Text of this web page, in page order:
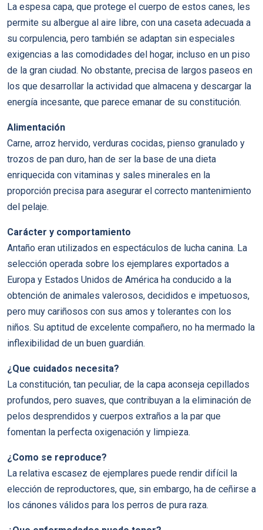
La espesa capa, que protege el cuerpo de estos canes, les
permite su albergue al aire libre, con una caseta adecuada a
su corpulencia, pero también se adaptan sin especiales
exigencias a las comodidades del hogar, incluso en un piso
de la gran ciudad. No obstante, precisa de largos paseos en
los que desarrollar la actividad que almacena y descargar la
energía incesante, que parece emanar de su constitución.
Alimentación
Carne, arroz hervido, verduras cocidas, pienso granulado y
trozos de pan duro, han de ser la base de una dieta
enriquecida con vitaminas y sales minerales en la
proporción precisa para asegurar el correcto mantenimiento
del pelaje.
Carácter y comportamiento
Antaño eran utilizados en espectáculos de lucha canina. La
selección operada sobre los ejemplares exportados a
Europa y Estados Unidos de América ha conducido a la
obtención de animales valerosos, decididos e impetuosos,
pero muy cariñosos con sus amos y tolerantes con los
niños. Su aptitud de excelente compañero, no ha mermado la
inflexibilidad de un buen guardián.
¿Que cuidados necesita?
La constitución, tan peculiar, de la capa aconseja cepillados
profundos, pero suaves, que contribuyan a la eliminación de
pelos desprendidos y cuerpos extraños a la par que
fomentan la perfecta oxigenación y limpieza.
¿Como se reproduce?
La relativa escasez de ejemplares puede rendir difícil la
elección de reproductores, que, sin embargo, ha de ceñirse a
los cánones válidos para los perros de pura raza.